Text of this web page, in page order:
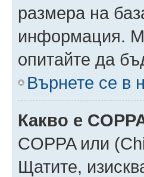
размера на
информация.
опитайте да
Върнете се в
Какво е
COPPA или
Щатите,